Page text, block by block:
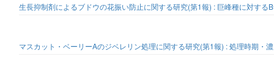
生長抑制剤によるブドウの花振い防止に関する研究(第1報) : 巨峰種に対す
マスカット・ベーリーAのジベレリン処理に関する研究(第1報) : 処理時期・